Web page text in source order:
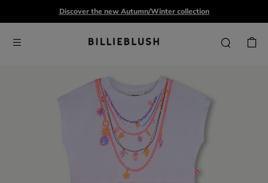
Discover the new Autumn/Winter collection